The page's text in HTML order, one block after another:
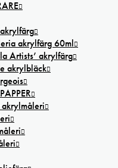
akrylfärg 60ml
Artists’ akrylfärg
akrylbläck